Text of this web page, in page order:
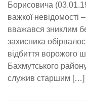
Борисовича
важкої невідомості
вважався зниклим
захисника
відбиття ворожого
Бахмутського
служив старшим […]